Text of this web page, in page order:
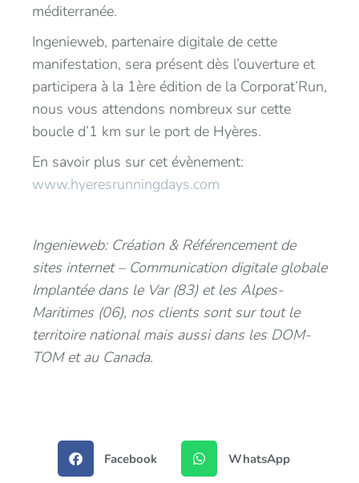
méditerranée.
Ingenieweb, partenaire digitale de cette
manifestation, sera présent dès l’ouverture et
participera à la 1ère édition de la Corporat’Run,
nous vous attendons nombreux sur cette
boucle d’1 km sur le port de Hyères.
En savoir plus sur cet évènement:
www.hyeresrunningdays.com
Ingenieweb: Création & Référencement de
sites internet – Communication digitale globale
Implantée dans le Var (83) et les Alpes-
Maritimes (06), nos clients sont sur tout le
territoire national mais aussi dans les DOM-
TOM et au Canada.
Facebook WhatsApp